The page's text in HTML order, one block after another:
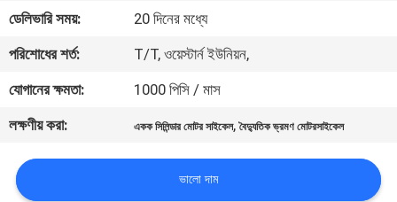
যোগাযোগ
করুন
উদ্ধৃতির
জন্য
আবেদন
ডেলিভারি সময়:
20 দিনের মধ্যে
পরিশোধের শর্ত:
T/T, ওয়েস্টার্ন ইউনিয়ন,
যোগানের ক্ষমতা:
1000 পিসি / মাস
লক্ষণীয় করা:
একক সিলিন্ডার মোটর সাইকেল,বৈদ্যুতিক ভ্রমণ মোটরসাইকেল
ভালো দাম